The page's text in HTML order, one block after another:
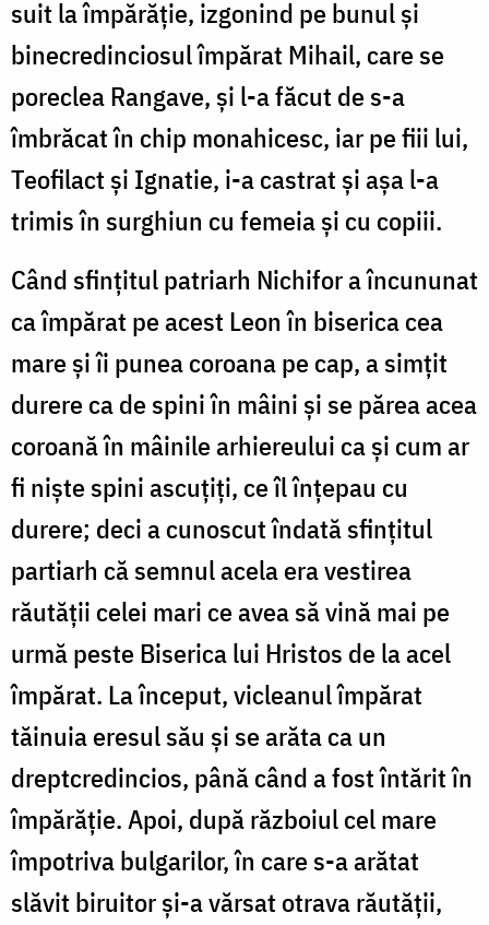
suit la împărăție, izgonind pe bunul și
binecredinciosul împărat Mihail, care se
poreclea Rangave, și l-a făcut de s-a
îmbrăcat în chip monahicesc, iar pe fiii lui,
Teofilact și Ignatie, i-a castrat și așa l-a
trimis în surghiun cu femeia și cu copiii.
Când sfințitul patriarh Nichifor a încununat
ca împărat pe acest Leon în biserica cea
mare și îi punea coroana pe cap, a simțit
durere ca de spini în mâini și se părea acea
coroană în mâinile arhiereului ca și cum ar
fi niște spini ascuțiți, ce îl înțepau cu
durere; deci a cunoscut îndată sfințitul
partiarh că semnul acela era vestirea
răutății celei mari ce avea să vină mai pe
urmă peste Biserica lui Hristos de la acel
împărat. La început, vicleanul împărat
tăinuia eresul său și se arăta ca un
dreptcredincios, până când a fost întărit în
împărăție. Apoi, după războiul cel mare
împotriva bulgarilor, în care s-a arătat
slăvit biruitor și-a vărsat otrava răutății,